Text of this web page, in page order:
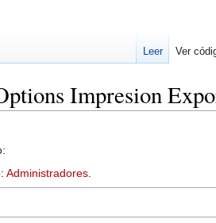
Impresion
Administradores
Leer Ver